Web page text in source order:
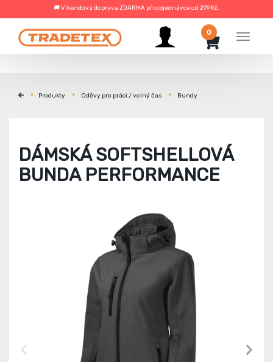
🚚 Víkendová doprava ZDARMA při objednávce od 299 Kč.
Menu
0
Produkty Oděvy pro práci / volný čas Bundy
DÁMSKÁ SOFTSHELLOVÁ
BUNDA PERFORMANCE